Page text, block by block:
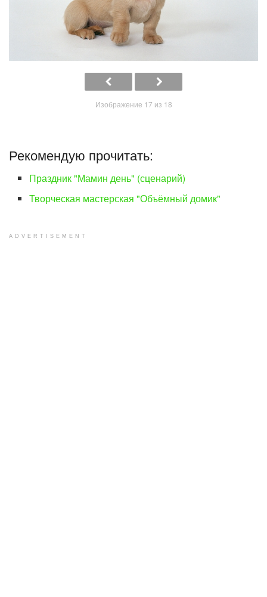
Изображение 17 из 18
Рекомендую прочитать:
Праздник "Мамин день" (сценарий)
Творческая мастерская "Объёмный домик"
ADVERTISEMENT